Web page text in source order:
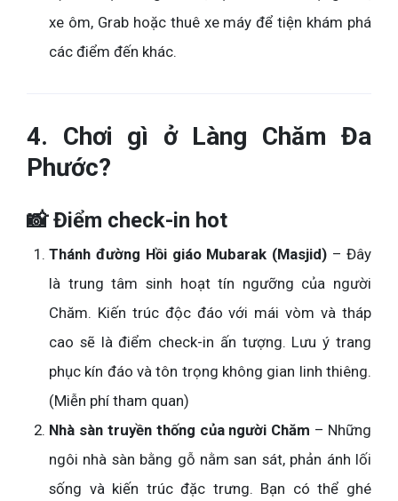
xe ôm, Grab hoặc thuê xe máy để tiện khám phá
các điểm đến khác.
4. Chơi gì ở Làng Chăm Đa
Phước?
📸 Điểm check-in hot
Thánh đường Hồi giáo Mubarak (Masjid) – Đây
là trung tâm sinh hoạt tín ngưỡng của người
Chăm. Kiến trúc độc đáo với mái vòm và tháp
cao sẽ là điểm check-in ấn tượng. Lưu ý trang
phục kín đáo và tôn trọng không gian linh thiêng.
(Miễn phí tham quan)
Nhà sàn truyền thống của người Chăm – Những
ngôi nhà sàn bằng gỗ nằm san sát, phản ánh lối
sống và kiến trúc đặc trưng. Bạn có thể ghé